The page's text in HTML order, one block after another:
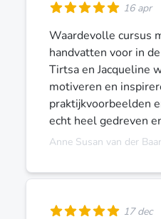
16 apr
Waardevolle cursus
handvatten voor in
Tirtsa en Jacqueline
motiveren en
praktijkvoorbeelden
echt heel gedreven
Anne Susan van der
17 dec